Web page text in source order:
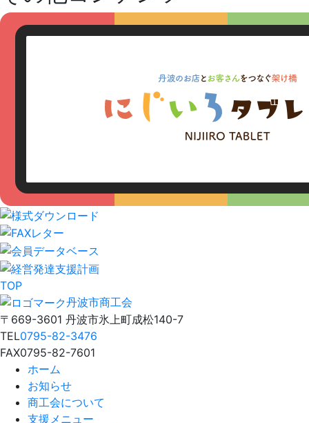
TOP
丹波市商工会
〒669-3601 丹波市氷上町成松140-7
TEL0795-82-3476
FAX0795-82-7601
ホーム
お知らせ
商工会について
支援メニュー